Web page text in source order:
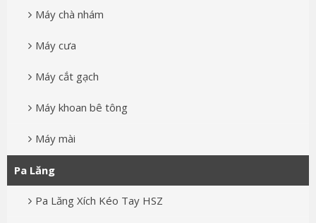
Máy chà nhám
Máy cưa
Máy cắt gạch
Máy khoan bê tông
Máy mài
Pa Lăng
Pa Lăng Xích Kéo Tay HSZ